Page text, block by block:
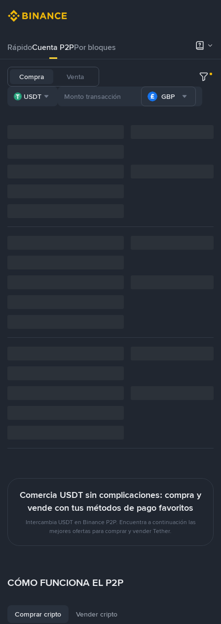
RápidoCuenta P2PPor bloques
Compra Venta
USDT GBP
Comercia USDT sin complicaciones: compra y
vende con tus métodos de pago favoritos
Intercambia USDT en Binance P2P. Encuentra a continuación las
mejores ofertas para comprar y vender Tether.
CÓMO FUNCIONA EL P2P
Comprar cripto Vender cripto